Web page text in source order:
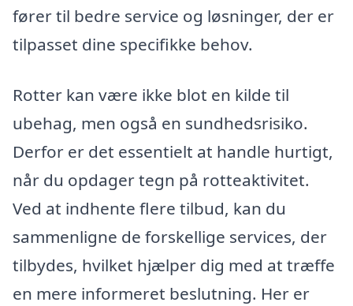
fører til bedre service og løsninger, der er
tilpasset dine specifikke behov.
Rotter kan være ikke blot en kilde til
ubehag, men også en sundhedsrisiko.
Derfor er det essentielt at handle hurtigt,
når du opdager tegn på rotteaktivitet.
Ved at indhente flere tilbud, kan du
sammenligne de forskellige services, der
tilbydes, hvilket hjælper dig med at træffe
en mere informeret beslutning. Her er